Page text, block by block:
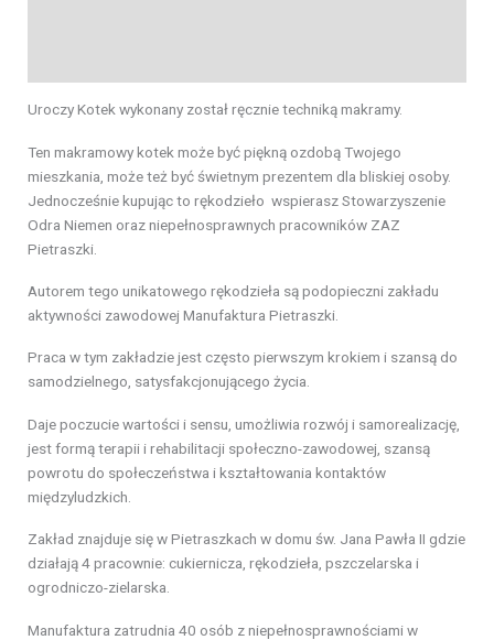
Uroczy Kotek wykonany został ręcznie techniką makramy.
Ten makramowy kotek może być piękną ozdobą Twojego
mieszkania, może też być świetnym prezentem dla bliskiej osoby.
Jednocześnie kupując to rękodzieło wspierasz Stowarzyszenie
Odra Niemen oraz niepełnosprawnych pracowników ZAZ
Pietraszki.
Autorem tego unikatowego rękodzieła są podopieczni zakładu
aktywności zawodowej Manufaktura Pietraszki.
Praca w tym zakładzie jest często pierwszym krokiem i szansą do
samodzielnego, satysfakcjonującego życia.
Daje poczucie wartości i sensu, umożliwia rozwój i samorealizację,
jest formą terapii i rehabilitacji społeczno-zawodowej, szansą
powrotu do społeczeństwa i kształtowania kontaktów
międzyludzkich.
Zakład znajduje się w Pietraszkach w domu św. Jana Pawła II gdzie
działają 4 pracownie: cukiernicza, rękodzieła, pszczelarska i
ogrodniczo-zielarska.
Manufaktura zatrudnia 40 osób z niepełnosprawnościami w